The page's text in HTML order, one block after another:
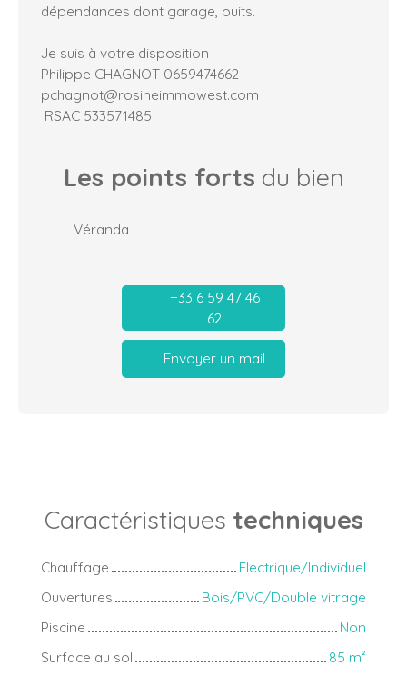
dépendances dont garage, puits.
Je suis à votre disposition
Philippe CHAGNOT 0659474662
pchagnot@rosineimmowest.com
RSAC 533571485
Les points forts du bien
Véranda
+33 6 59 47 46
62
Envoyer un mail
Caractéristiques techniques
Chauffage
Electrique/Individuel
Ouvertures
Bois/PVC/Double vitrage
Piscine
Non
Surface au sol
85 m²